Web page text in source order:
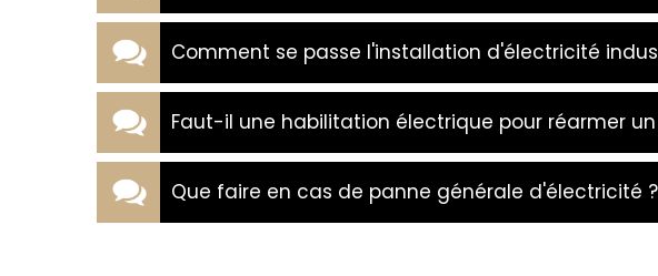
Comment se passe l'installation d'électricité
Faut-il une habilitation électrique pour réarmer
Que faire en cas de panne générale d'électricité ?